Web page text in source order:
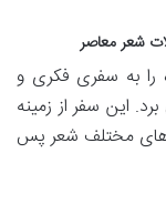
شعر معاصر
را به سفری فکری و
این سفر از زمینه
های مختلف شعر پس